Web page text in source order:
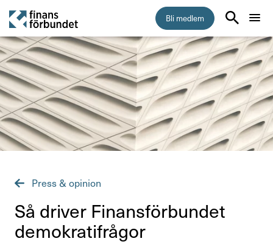
Bli medlem
Start
Medlemskap
Råd & stöd
Press & opinion
Så driver Finans­för­bundet
demo­kra­ti­frågor